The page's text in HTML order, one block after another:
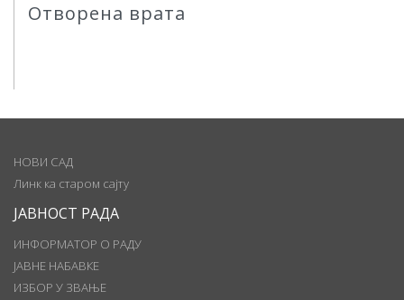
Отворена врата
НОВИ САД
Линк ка старом сајту
ЈАВНОСТ РАДА
ИНФОРМАТОР О РАДУ
ЈАВНЕ НАБАВКЕ
ИЗБОР У ЗВАЊЕ